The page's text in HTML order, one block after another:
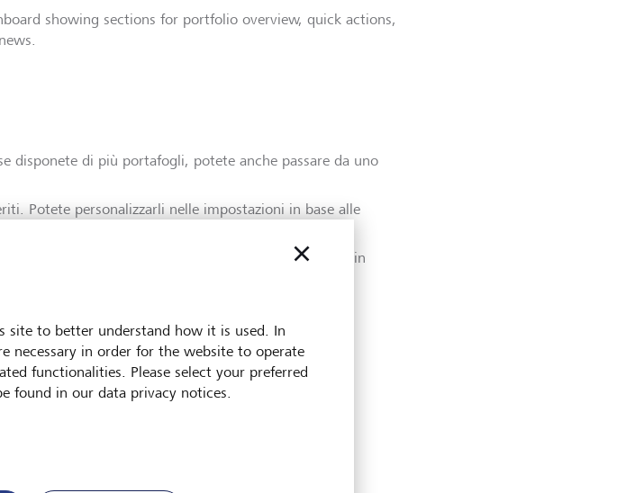
disponete di più portafogli, potete anche passare da uno
Potete personalizzarli nelle impostazioni in base alle
consulente clienti o, ad esempio, di fatture eBill in
site to better understand how it is used. In
necessary in order for the website to operate
functionalities. Please select your preferred
found in our data privacy notices.